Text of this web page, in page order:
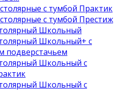
с тумбой Практик
с тумбой Престиж
Школьный
Школьный+ с
подверстачьем
Школьный с
Школьный с